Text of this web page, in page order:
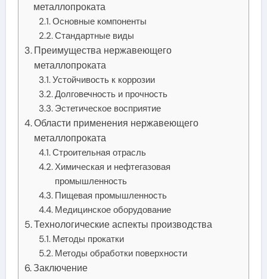
металлопроката
Основные компоненты
Стандартные виды
Преимущества нержавеющего
металлопроката
Устойчивость к коррозии
Долговечность и прочность
Эстетическое восприятие
Области применения нержавеющего
металлопроката
Строительная отрасль
Химическая и нефтегазовая
промышленность
Пищевая промышленность
Медицинское оборудование
Технологические аспекты производства
Методы прокатки
Методы обработки поверхности
Заключение